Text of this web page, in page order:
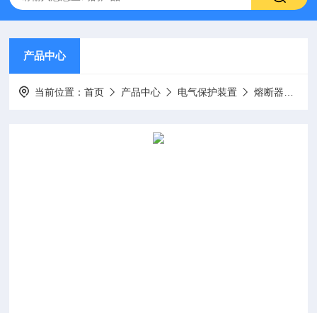
产品中心
当前位置：首页 产品中心 电气保护装置 熔断器